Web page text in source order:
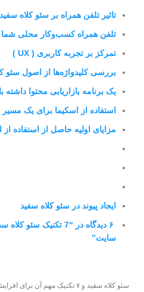
تاثیر تلفن همراه بر سئو کلاه سفید
تلفن همراه کسب‌وکار محلی
تمرکز بر تجربه کاربری ( UX )
بررسی کلیدواژه‌ها از اصول سئو
یک برنامه بازاریابی محتوا داشته
استفاده از اسکیما برای یک مسیر
مزایای اولیه حاصل از استفاده از
ایجاد پیوند در سئو کلاه سفید
۶ دیدگاه در “7 تکنیک
سایت”
سئو کلاه سفید و ۷ تکنیک مهم آن برای افزایش ترافیک سایت